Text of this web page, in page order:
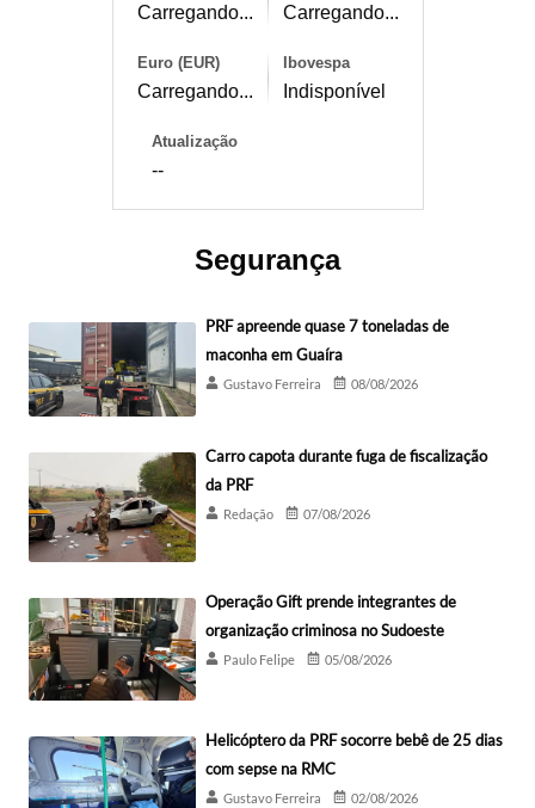
Carregando... Carregando...
Euro (EUR)
Carregando...
Ibovespa
Indisponível
Atualização
--
Segurança
PRF apreende quase 7 toneladas de
maconha em Guaíra
Gustavo Ferreira 08/08/2026
Carro capota durante fuga de fiscalização
da PRF
Redação 07/08/2026
Operação Gift prende integrantes de
organização criminosa no Sudoeste
Paulo Felipe 05/08/2026
Helicóptero da PRF socorre bebê de 25 dias
com sepse na RMC
Gustavo Ferreira 02/08/2026